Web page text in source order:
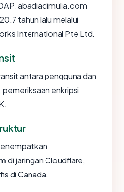
abadiadimulia.com
tahun lalu melalui
International Pte Ltd.
antara pengguna dan
enkripsi
di jaringan Cloudflare,
di Canada.